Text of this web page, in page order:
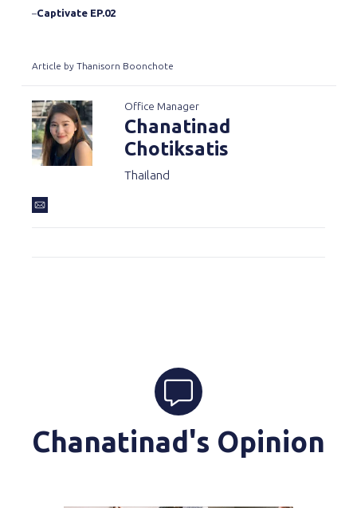
–Captivate EP.02
Article by Thanisorn Boonchote
Office Manager
Chanatinad
Chotiksatis
Thailand
Chanatinad's Opinion